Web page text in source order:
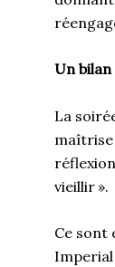
Un
La
maîtrise
vieillir ».
Ce sont